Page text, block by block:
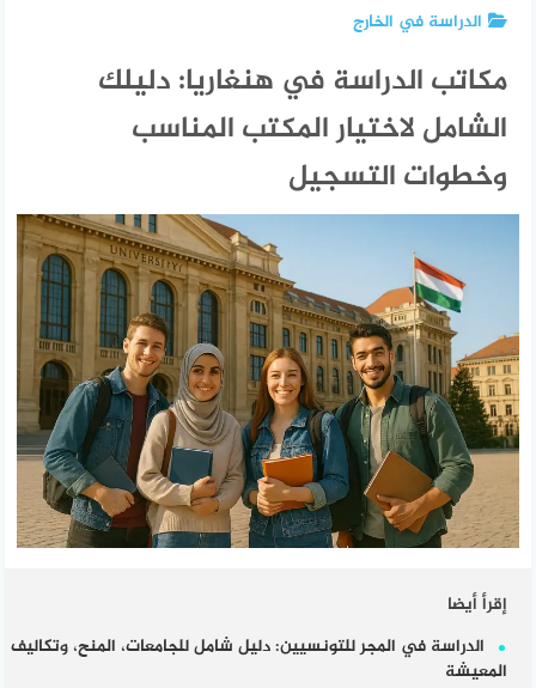
الدراسة في الخارج
مكاتب الدراسة في هنغاريا: دليلك
الشامل لاختيار المكتب المناسب
وخطوات التسجيل
إقرأ أيضا
الدراسة في المجر للتونسيين: دليل شامل للجامعات، المنح، وتكاليف
المعيشة